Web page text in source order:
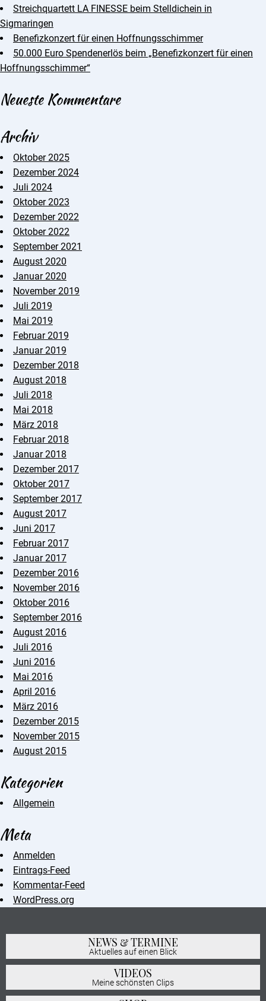
Streichquartett LA FINESSE beim Stelldichein in
Sigmaringen
Benefizkonzert für einen Hoffnungsschimmer
50.000 Euro Spendenerlös beim „Benefizkonzert für einen
Hoffnungsschimmer“
Neueste Kommentare
Archiv
Oktober 2025
Dezember 2024
Juli 2024
Oktober 2023
Dezember 2022
Oktober 2022
September 2021
August 2020
Januar 2020
November 2019
Juli 2019
Mai 2019
Februar 2019
Januar 2019
Dezember 2018
August 2018
Juli 2018
Mai 2018
März 2018
Februar 2018
Januar 2018
Dezember 2017
Oktober 2017
September 2017
August 2017
Juni 2017
Februar 2017
Januar 2017
Dezember 2016
November 2016
Oktober 2016
September 2016
August 2016
Juli 2016
Juni 2016
Mai 2016
April 2016
März 2016
Dezember 2015
November 2015
August 2015
Kategorien
Allgemein
Meta
Anmelden
Eintrags-Feed
Kommentar-Feed
WordPress.org
NEWS & TERMINE
Aktuelles auf einen Blick
VIDEOS
Meine schönsten Clips